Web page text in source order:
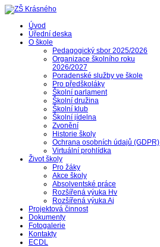
Úvod
Úřední deska
O škole
Pedagogický sbor 2025/2026
Organizace školního roku
2026/2027
Poradenské služby ve škole
Pro předškoláky
Školní parlament
Školní družina
Školní klub
Školní jídelna
Zvonění
Historie školy
Ochrana osobních údajů (GDPR)
Virtuální prohlídka
Život školy
Pro žáky
Akce školy
Absolventské práce
Rozšířená výuka Hv
Rozšířená výuka Aj
Projektová činnost
Dokumenty
Fotogalerie
Kontakty
ECDL